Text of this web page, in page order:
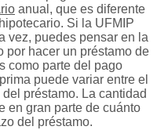
anual, que es diferente
Si la UFMIP
vez, puedes pensar en la
por hacer un préstamo de
como parte del pago
puede variar entre el
préstamo. La cantidad
en gran parte de cuánto
del préstamo.